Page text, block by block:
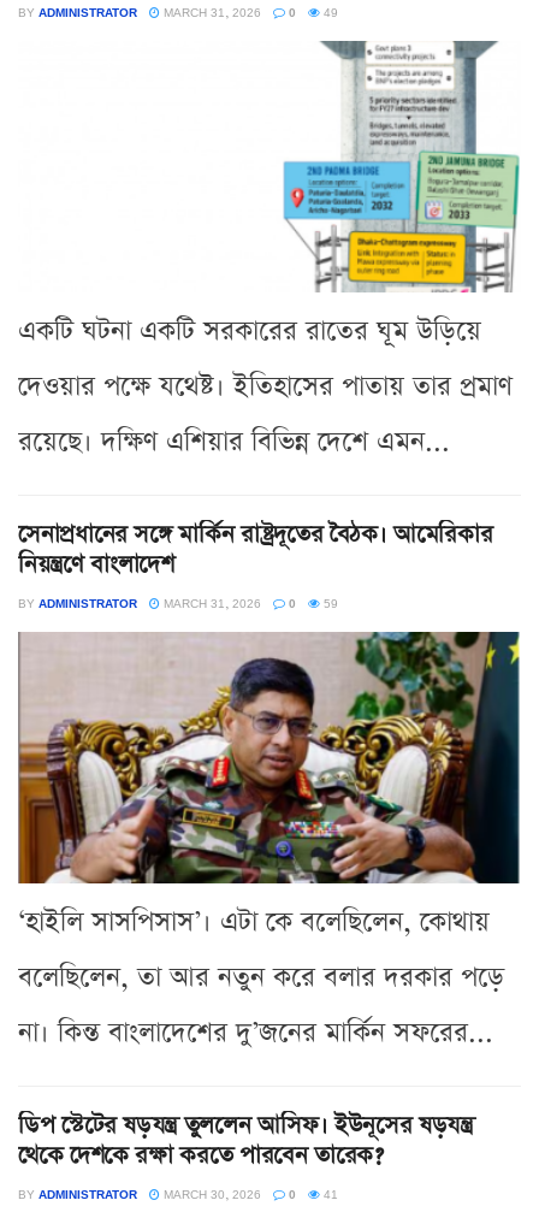
BY ADMINISTRATOR MARCH 31, 2026 0 49
একটি ঘটনা একটি সরকারের রাতের ঘূম উড়িয়ে
দেওয়ার পক্ষে যথেষ্ট। ইতিহাসের পাতায় তার প্রমাণ
রয়েছে। দক্ষিণ এশিয়ার বিভিন্ন দেশে এমন...
সেনাপ্রধানের সঙ্গে মার্কিন রাষ্ট্রদূতের বৈঠক। আমেরিকার
নিয়ন্ত্রণে বাংলাদেশ
BY ADMINISTRATOR MARCH 31, 2026 0 59
‘হাইলি সাসপিসাস’। এটা কে বলেছিলেন, কোথায়
বলেছিলেন, তা আর নতুন করে বলার দরকার পড়ে
না। কিন্ত বাংলাদেশের দু’জনের মার্কিন সফরের...
ডিপ স্টেটের ষড়যন্ত্র তুললেন আসিফ। ইউনূসের ষড়যন্ত্র
থেকে দেশকে রক্ষা করতে পারবেন তারেক?
BY ADMINISTRATOR MARCH 30, 2026 0 41